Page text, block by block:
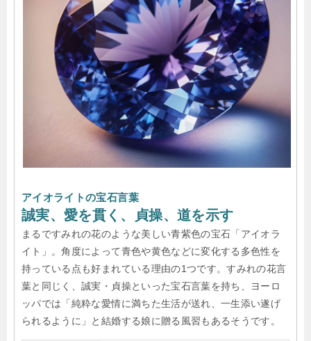
アイオライトの宝石言葉
誠実、愛を貫く、貞操、道を示す
まるですみれの花のような美しい青紫色の宝石「アイオラ
イト」。角度によって青色や黄色などに変化する多色性を
持っている点も好まれている理由の1つです。すみれの花言
葉と同じく、誠実・貞操といった宝石言葉を持ち、ヨーロ
ッパでは「純粋な愛情に満ちた生活が送れ、一生添い遂げ
られるように」と結婚する娘に贈る風習もあるそうです。